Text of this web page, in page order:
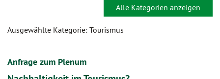
Alle Kategorien anzeigen
Ausgewählte Kategorie: Tourismus
Anfrage zum Plenum